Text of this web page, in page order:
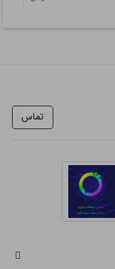
تماس